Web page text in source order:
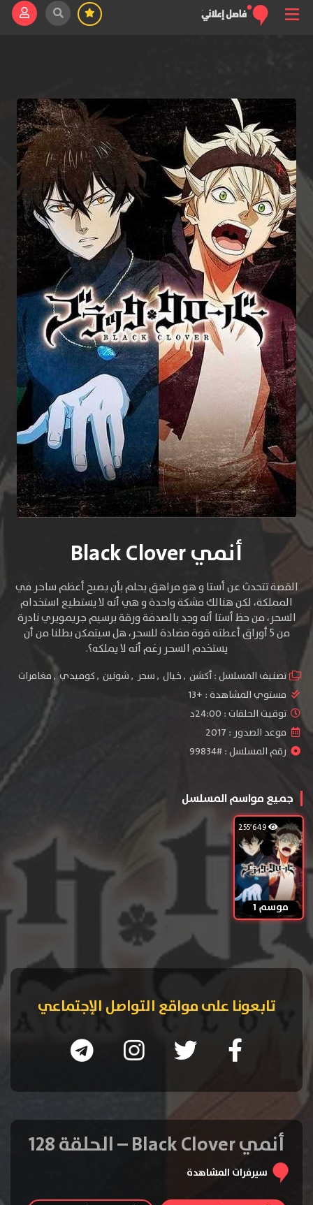
أنمي Black Clover
القصة تتحدث عن أستا و هو مراهق يحلم بأن يصبح أعظم ساحر في
المملكة، لكن هنالك مشكة واحدة و هي أنه لا يستطيع استخدام
السحر، من حظ أستا أنه وجد بالصدفة ورقة برسيم جريمويري نادرة
من 5 أوراق أعطته قوة مضادة للسحر، هل سيتمكن بطلنا من أن
يستخدم السحر رغم أنه لا يملكه؟.
تصنيف المسلسل :أكشن ,خيال ,سحر ,شونين ,كوميدي ,مغامرات
مستوي المشاهدة : +13
توقيت الحلقات : 24:00د
موعد الصدور : 2017
رقم المسلسل : #99834
جميع مواسم المسلسل
موسم 1
تابعونا على مواقع التواصل الإجتماعي
أنمي Black Clover – الحلقة 128
سيرفرات المشاهدة